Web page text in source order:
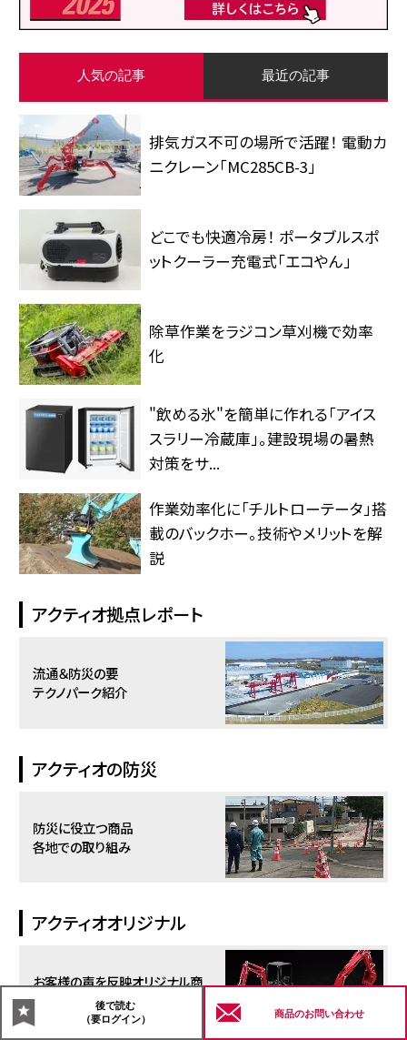
人気の記事 最近の記事
排気ガス不可の場所で活躍！ 電動カ
ニクレーン「MC285CB-3」
どこでも快適冷房！ ポータブルスポ
ットクーラー充電式「エコやん」
除草作業をラジコン草刈機で効率
化
"飲める氷"を簡単に作れる「アイス
スラリー冷蔵庫」。建設現場の暑熱
対策をサ...
作業効率化に「チルトローテータ」搭
載のバックホー。技術やメリットを解
説
アクティオ拠点レポート
流通＆防災の要
テクノパーク紹介
アクティオの防災
防災に役立つ商品
各地での取り組み
アクティオオリジナル
お客様の声を反映オリジナル商
品
後で読む
（要ログイン）
商品のお問い合わせ